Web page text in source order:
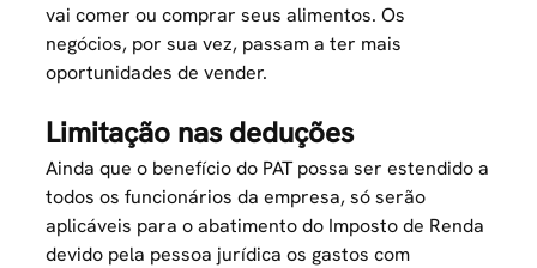
vai comer ou comprar seus alimentos. Os
negócios, por sua vez, passam a ter mais
oportunidades de vender.
Limitação nas deduções
Ainda que o benefício do PAT possa ser estendido a
todos os funcionários da empresa, só serão
aplicáveis para o abatimento do Imposto de Renda
devido pela pessoa jurídica os gastos com